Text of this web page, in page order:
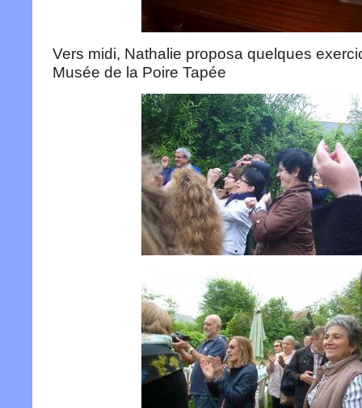
Vers midi, Nathalie proposa quelques
Musée de la Poire Tapée